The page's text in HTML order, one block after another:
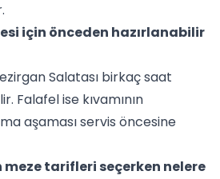
için önceden hazırlanabilir
Salatası birkaç saat
Falafel ise kıvamının
aşaması servis öncesine
meze tarifleri​ seçerken nelere